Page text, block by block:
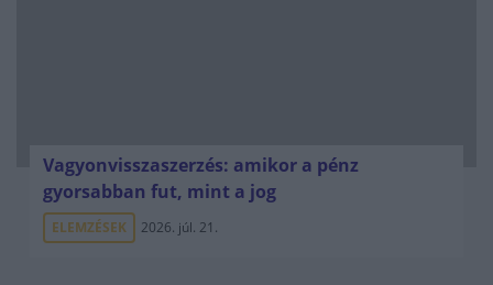
Vagyonvisszaszerzés: amikor a pénz
gyorsabban fut, mint a jog
ELEMZÉSEK 2026. júl. 21.